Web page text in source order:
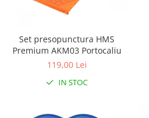
Biciclete cu roti 27 inch
Trotinete copii si adulti
Biciclete fara pedale
Masinute fara pedale
Role copii si adulti
Set presopunctura HMS
Premium AKM03 Portocaliu
119,00 Lei
IN STOC